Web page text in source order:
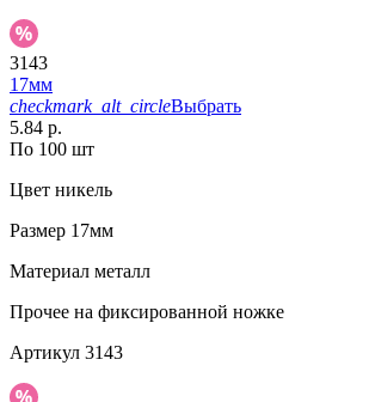
3143
17мм
checkmark_alt_circleВыбрать
5.84 р.
По 100 шт
Цвет никель
Размер 17мм
Материал металл
Прочее на фиксированной ножке
Артикул 3143